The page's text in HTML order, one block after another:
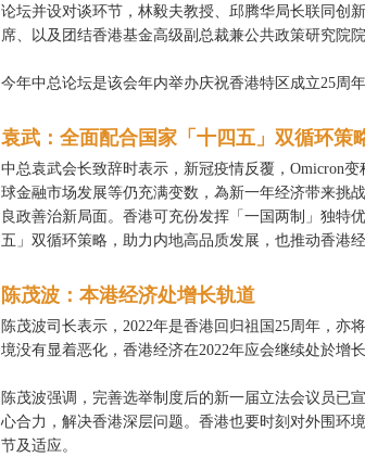
论坛并设对谈环节，林毅夫教授、邱腾华局长联同创
席、以及团结香港基金高级副总裁兼公共政策研究院
今年中总论坛是该会年内举办庆祝香港特区成立25周
袁武：全面配合国家「十四五」双循环策
中总袁武会长致辞时表示，新冠疫情反覆，Omicron
球金融市场发展等仍充满变数，為新一年经济带来挑
良政善治新局面。香港可充份发挥「一国两制」独特
五」双循环策略，助力内地高品质发展，也推动香港
陈茂波：本港经济处增长轨道
陈茂波司长表示，2022年是香港回归祖国25周年，
境没有显着恶化，香港经济在2022年应会继续处於增长
陈茂波强调，完善选举制度后的新一届立法会议员已
心合力，解决香港深层问题。香港也要时刻对外围环
节及适应。